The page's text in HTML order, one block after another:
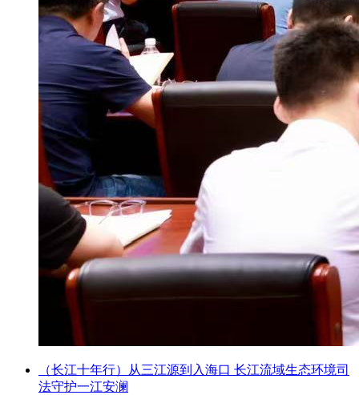
（长江十年行）从三江源到入海口 长江流域生态环境司
法守护一江安澜